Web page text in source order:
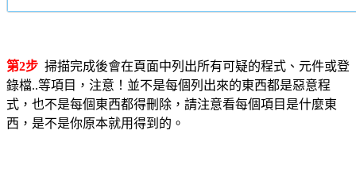
第2步 掃描完成後會在頁面中列出所有可疑的程式、元件或登
錄檔..等項目，注意！並不是每個列出來的東西都是惡意程
式，也不是每個東西都得刪除，請注意看每個項目是什麼東
西，是不是你原本就用得到的。